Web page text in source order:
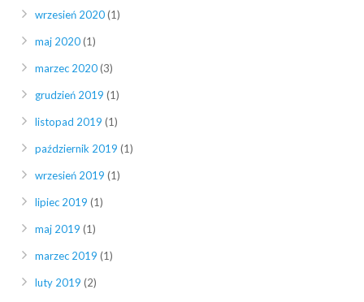
wrzesień 2020(1)
maj 2020(1)
marzec 2020(3)
grudzień 2019 (1)
listopad 2019 (1)
październik 2019 (1)
wrzesień 2019 (1)
lipiec 2019 (1)
maj 2019 (1)
marzec 2019 (1)
luty 2019 (2)